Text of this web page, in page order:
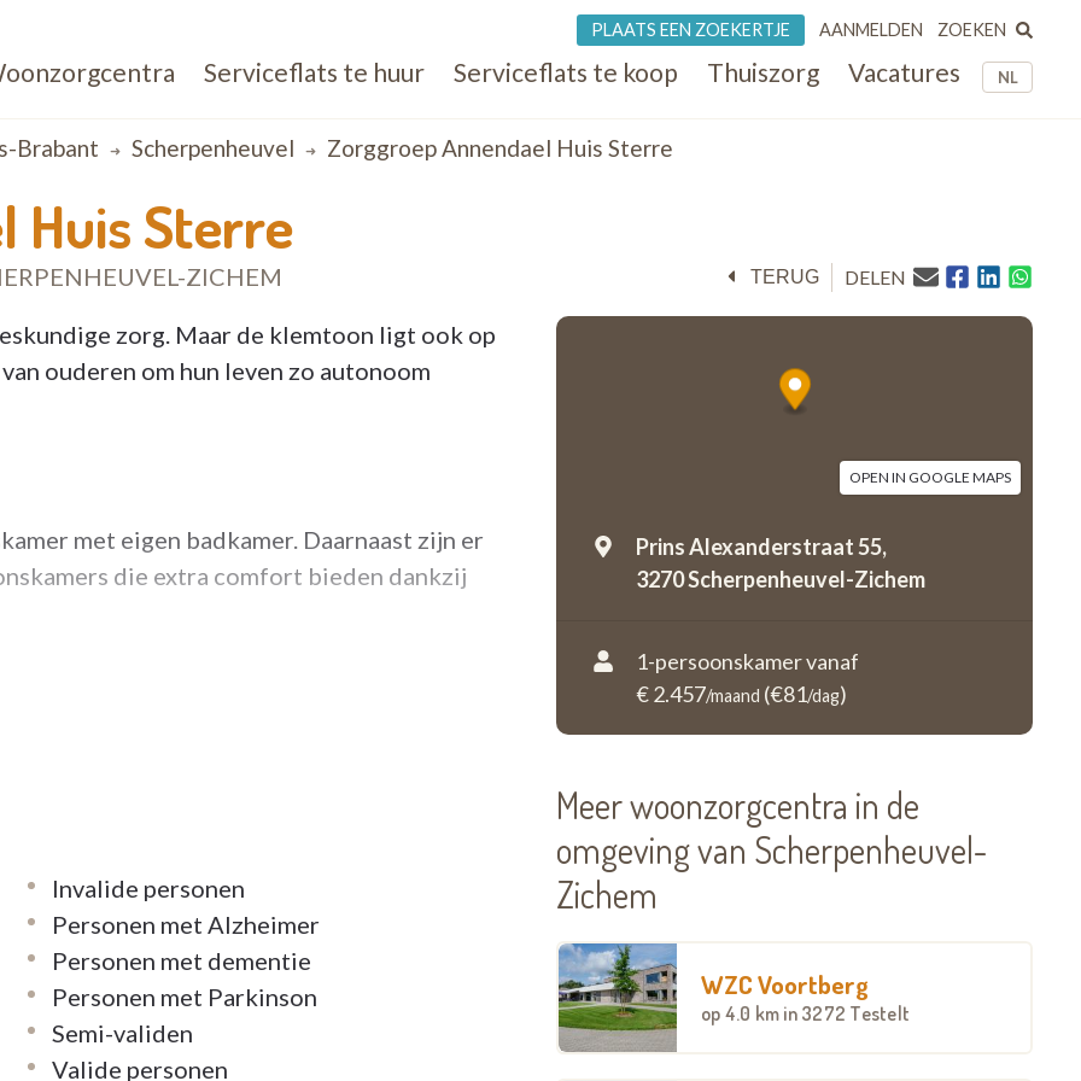
NL
Serviceflats te huur Serviceflats te koop Thuiszorg Vacatures
PLAATS EEN ZOEKERTJE AANMELDEN ZOEKEN
Brabant Scherpenheuvel Zorggroep Annendael Huis Sterre
Huis Sterre
ZICHEM TERUG DELEN
OPEN IN GOOGLE MAPS
Prins Alexanderstraat 55,
3270 Scherpenheuvel-Zichem
1-persoonskamer vanaf
€ 2.457/maand (€81/dag)
zorg. Maar de klemtoon ligt ook op
ouderen om hun leven zo autonoom
met eigen badkamer. Daarnaast zijn er
die extra comfort bieden dankzij
welke woonvorm, thuiszorg of andere
zo lang mogelijk thuis te kunnen blijven
Je kiest zelf of je een of meerdere dagen
Invalide personen
Personen met Alzheimer
Personen met dementie
Personen met Parkinson
Semi-validen
Valide personen
Meer woonzorgcentra in de
omgeving van Scherpenheuvel-
Zichem
WZC Voortberg
op 4.0 km in 3272 Testelt